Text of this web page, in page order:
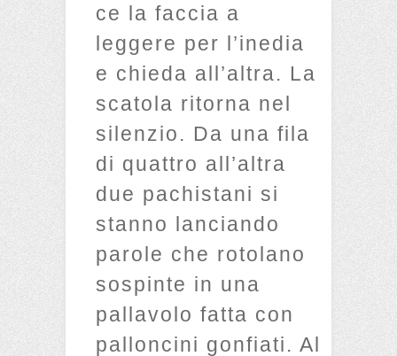
ce la faccia a
leggere per l’inedia
e chieda all’altra. La
scatola ritorna nel
silenzio. Da una fila
di quattro all’altra
due pachistani si
stanno lanciando
parole che rotolano
sospinte in una
pallavolo fatta con
palloncini gonfiati. Al